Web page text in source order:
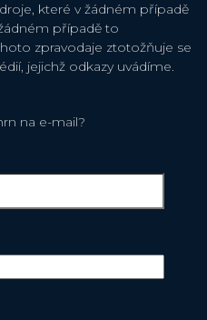
které v žádném případě
případě to
zpravodaje ztotožňuje se
jejichž odkazy uvádíme.
na e-mail?